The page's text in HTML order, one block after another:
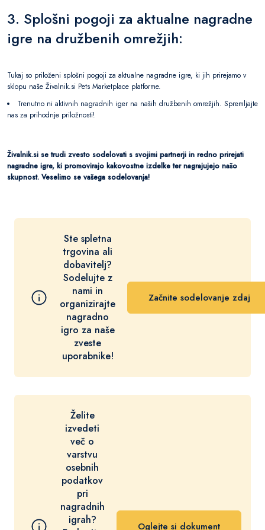
3. Splošni pogoji za aktualne nagradne
igre na družbenih omrežjih:
Tukaj so priloženi splošni pogoji za aktualne nagradne igre, ki jih prirejamo v
sklopu naše Živalnik.si Pets Marketplace platforme.
Trenutno ni aktivnih nagradnih iger na naših družbenih omrežjih. Spremljajte
nas za prihodnje priložnosti!
Živalnik.si se trudi zvesto sodelovati s svojimi partnerji in redno prirejati
nagradne igre, ki promovirajo kakovostne izdelke ter nagrajujejo našo
skupnost. Veselimo se vašega sodelovanja!
Ste spletna
trgovina ali
dobavitelj?
Sodelujte z
nami in
organizirajte
nagradno
igro za naše
zveste
uporabnike!
Začnite sodelovanje zdaj
Želite
izvedeti
več o
varstvu
osebnih
podatkov
pri
nagradnih
igrah?
Oglejte si dokument